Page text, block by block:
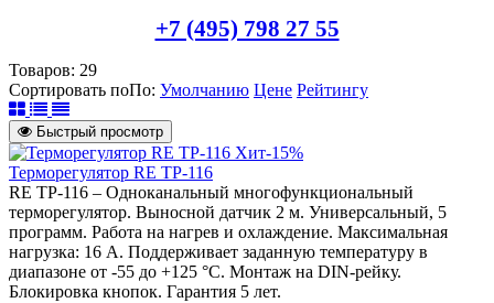
+7 (495) 798 27 55
Товаров: 29
Сортировать поПо: Умолчанию Цене Рейтингу
Быстрый просмотр
Хит-15%
Терморегулятор RE ТР-116
RE ТР-116 – Одноканальный многофункциональный
терморегулятор. Выносной датчик 2 м. Универсальный, 5
программ. Работа на нагрев и охлаждение. Максимальная
нагрузка: 16 А. Поддерживает заданную температуру в
диапазоне от -55 до +125 °С. Монтаж на DIN-рейку.
Блокировка кнопок. Гарантия 5 лет.